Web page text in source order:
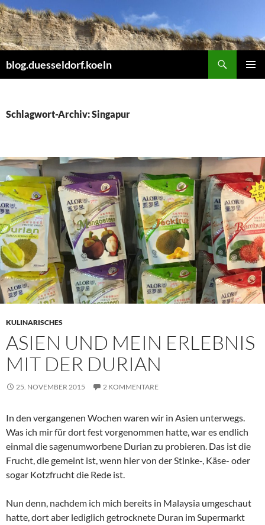
Zum
Inhalt
springen
blog.duesseldorf.koeln
Schlagwort-Archiv: Singapur
KULINARISCHES
ASIEN UND MEIN ERLEBNIS
MIT DER DURIAN
25. NOVEMBER 2015 2 KOMMENTARE
In den vergangenen Wochen waren wir in Asien unterwegs.
Was ich mir für dort fest vorgenommen hatte, war es endlich
einmal die sagenumworbene Durian zu probieren. Das ist die
Frucht, die gemeint ist, wenn hier von der Stinke-, Käse- oder
sogar Kotzfrucht die Rede ist.
Nun denn, nachdem ich mich bereits in Malaysia umgeschaut
hatte, dort aber lediglich getrocknete Duran im Supermarkt